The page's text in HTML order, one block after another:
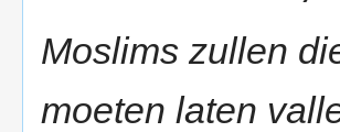
Moslims zullen
moeten laten